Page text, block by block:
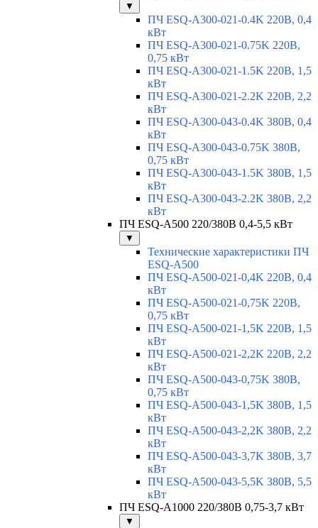
▼
ПЧ ESQ-A300-021-0.4K 220В, 0,4
кВт
ПЧ ESQ-A300-021-0.75K 220В,
0,75 кВт
ПЧ ESQ-A300-021-1.5K 220В, 1,5
кВт
ПЧ ESQ-A300-021-2.2K 220В, 2,2
кВт
ПЧ ESQ-A300-043-0.4K 380В, 0,4
кВт
ПЧ ESQ-A300-043-0.75K 380В,
0,75 кВт
ПЧ ESQ-A300-043-1.5K 380В, 1,5
кВт
ПЧ ESQ-A300-043-2.2K 380В, 2,2
кВт
ПЧ ESQ-A500 220/380В 0,4-5,5 кВт
▼
Технические характеристики ПЧ
ESQ-A500
ПЧ ESQ-A500-021-0,4K 220В, 0,4
кВт
ПЧ ESQ-A500-021-0,75K 220В,
0,75 кВт
ПЧ ESQ-A500-021-1,5K 220В, 1,5
кВт
ПЧ ESQ-A500-021-2,2K 220В, 2,2
кВт
ПЧ ESQ-A500-043-0,75K 380В,
0,75 кВт
ПЧ ESQ-A500-043-1,5K 380В, 1,5
кВт
ПЧ ESQ-A500-043-2,2K 380В, 2,2
кВт
ПЧ ESQ-A500-043-3,7K 380В, 3,7
кВт
ПЧ ESQ-A500-043-5,5K 380В, 5,5
кВт
ПЧ ESQ-A1000 220/380В 0,75-3,7 кВт
▼